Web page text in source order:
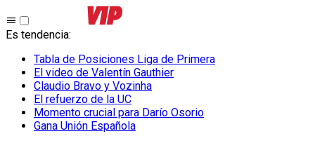
Es tendencia:
Tabla de Posiciones Liga de Primera
El video de Valentín Gauthier
Claudio Bravo y Vozinha
El refuerzo de la UC
Momento crucial para Darío Osorio
Gana Unión Española